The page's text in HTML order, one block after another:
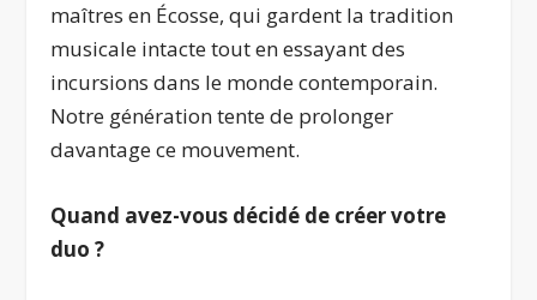
maîtres en Écosse, qui gardent la tradition
musicale intacte tout en essayant des
incursions dans le monde contemporain.
Notre génération tente de prolonger
davantage ce mouvement.
Quand avez-vous décidé de créer votre
duo ?